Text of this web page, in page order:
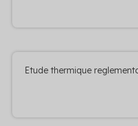
Etude thermique